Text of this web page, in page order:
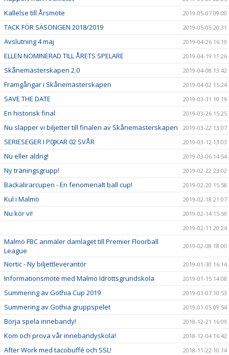
Kallelse till Årsmöte 2019-05-07 09:00
TACK FÖR SÄSONGEN 2018/2019 2019-05-05 20:31
Avslutning 4 maj 2019-04-26 16:19
ELLEN NOMINERAD TILL ÅRETS SPELARE 2019-04-19 11:26
Skånemästerskapen 2.0 2019-04-08 13:42
Framgångar i Skånemästerskapen 2019-04-02 15:24
SAVE THE DATE 2019-03-31 10:19
En historisk final 2019-03-26 15:25
Nu släpper vi biljetter till finalen av Skånemästerskapen 2019-03-22 13:07
SERIESEGER I P0JKAR 02 SVÅR 2019-03-12 13:03
Nu eller aldrig! 2019-03-06 14:54
Ny träningsgrupp! 2019-02-22 23:02
Backalirarcupen - En fenomenalt ball cup! 2019-02-20 15:58
Kul i Malmö 2019-02-18 21:07
Nu kör vi!
2019-02-14 15:59
2019-02-11 20:24
Malmö FBC anmäler damlaget till Premier Floorball
League
2019-02-08 18:00
Nortic - Ny biljettleverantör 2019-01-30 16:14
Informationsmöte med Malmö Idrottsgrundskola 2019-01-15 14:08
Summering av Gothia Cup 2019 2019-01-07 10:53
Summering av Gothia gruppspelet 2019-01-05 09:54
Börja spela innebandy! 2018-12-21 16:09
Kom och prova vår innebandyskola! 2018-12-04 16:42
After Work med tacobuffé och SSL! 2018-11-22 10:14